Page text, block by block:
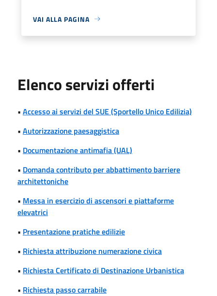
VAI ALLA PAGINA
Elenco servizi offerti
• Accesso ai servizi del SUE (Sportello Unico Edilizia)
• Autorizzazione paesaggistica
• Documentazione antimafia (UAL)
• Domanda contributo per abbattimento barriere
architettoniche
• Messa in esercizio di ascensori e piattaforme
elevatrici
• Presentazione pratiche edilizie
• Richiesta attribuzione numerazione civica
• Richiesta Certificato di Destinazione Urbanistica
• Richiesta passo carrabile